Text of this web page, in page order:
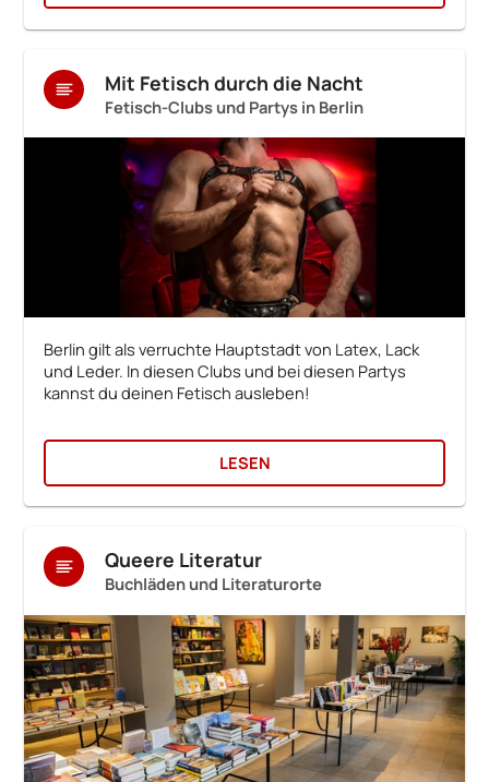
Mit Fetisch durch die Nacht
Fetisch-Clubs und Partys in Berlin
Berlin gilt als verruchte Hauptstadt von Latex, Lack
und Leder. In diesen Clubs und bei diesen Partys
kannst du deinen Fetisch ausleben!
LESEN
Queere Literatur
Buchläden und Literaturorte